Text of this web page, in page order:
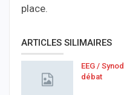
place.
ARTICLES SILIMAIRES
EEG /
débat